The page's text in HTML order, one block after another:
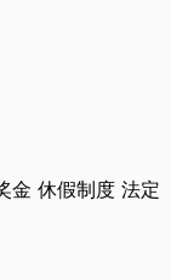
金 休假制度 法定